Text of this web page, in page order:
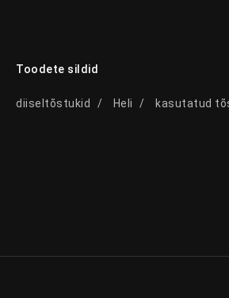
Toodete sildid
diiseltõstukid Heli kasutatud